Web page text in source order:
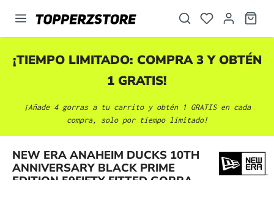
principal
¡TIEMPO LIMITADO: COMPRA 3 Y OBTÉN
1 GRATIS!
¡Añade 4 gorras a tu carrito y obtén 1 GRATIS en cada
compra, solo por tiempo limitado!
NEW ERA ANAHEIM DUCKS 10TH
ANNIVERSARY BLACK PRIME
EDITION 59FIFTY FITTED GORRA